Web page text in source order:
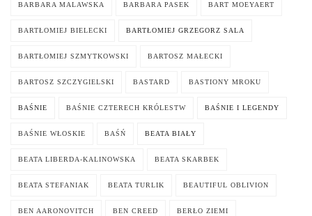
BARBARA MALAWSKA BARBARA PASEK BART MOEYAERT
BARTŁOMIEJ BIELECKI BARTŁOMIEJ GRZEGORZ SALA
BARTŁOMIEJ SZMYTKOWSKI BARTOSZ MAŁECKI
BARTOSZ SZCZYGIELSKI BASTARD BASTIONY MROKU
BAŚNIE BAŚNIE CZTERECH KRÓLESTW BAŚNIE I LEGENDY
BAŚNIE WŁOSKIE BAŚŃ BEATA BIAŁY
BEATA LIBERDA-KALINOWSKA BEATA SKARBEK
BEATA STEFANIAK BEATA TURLIK BEAUTIFUL OBLIVION
BEN AARONOVITCH BEN CREED BERŁO ZIEMI